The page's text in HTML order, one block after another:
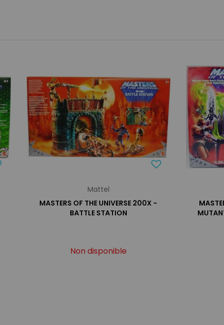
Mattel
MASTERS OF THE UNIVERSE 200X -
BATTLE STATION
Non disponible